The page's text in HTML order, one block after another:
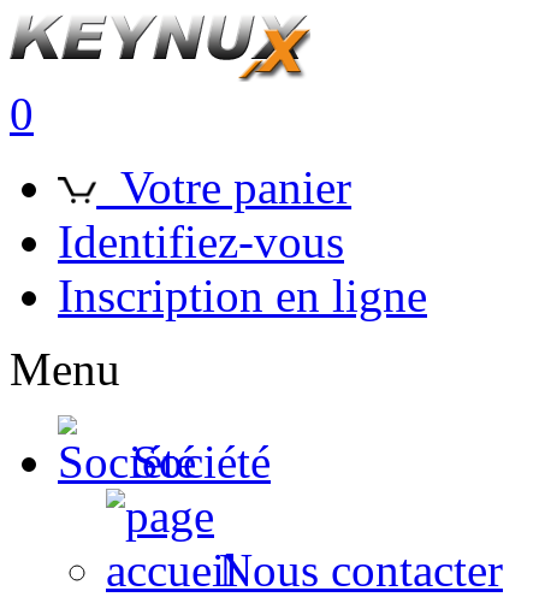
0
Votre panier
Identifiez-vous
Inscription en ligne
Menu
Société
Nous contacter